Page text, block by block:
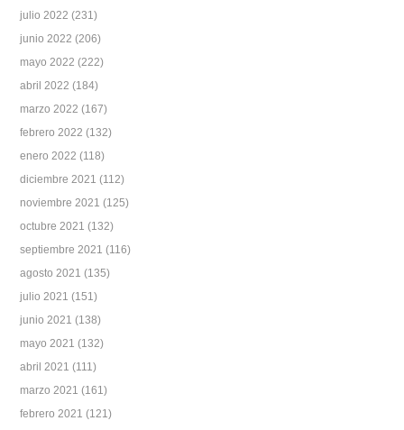
julio 2022 (231)
junio 2022 (206)
mayo 2022 (222)
abril 2022 (184)
marzo 2022 (167)
febrero 2022 (132)
enero 2022 (118)
diciembre 2021 (112)
noviembre 2021 (125)
octubre 2021 (132)
septiembre 2021 (116)
agosto 2021 (135)
julio 2021 (151)
junio 2021 (138)
mayo 2021 (132)
abril 2021 (111)
marzo 2021 (161)
febrero 2021 (121)